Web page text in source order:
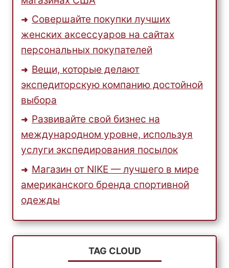
Совершайте покупки лучших
женских аксессуаров на сайтах
персональных покупателей
Вещи, которые делают
экспедиторскую компанию достойной
выбора
Развивайте свой бизнес на
международном уровне, используя
услуги экспедирования посылок
Магазин от NIKE — лучшего в мире
американского бренда спортивной
одежды
TAG CLOUD